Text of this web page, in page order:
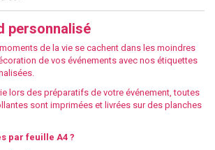
personnalisé
de la vie se cachent dans les moindres
de vos événements avec nos étiquettes
lors des préparatifs de votre événement, toutes
sont imprimées et livrées sur des planches
par feuille A4 ?